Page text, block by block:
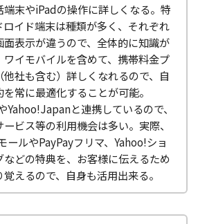
端末やiPadの操作に詳しくなる。特
ロイド端末は種類が多く、それぞれ
面表示が違うので、全体的に知識が
ワイモバイルを含めて、携帯料金プ
他社も含む）詳しくなれるので、自
常に最適化することが可能。
Yahoo!Japanと連携しているので、
ービス等の利用機会は多い。実際、
ールやPayPayフリマ、Yahoo!ショ
などの特典を、お客様に伝えるため
覚えるので、自身も活用出来る。